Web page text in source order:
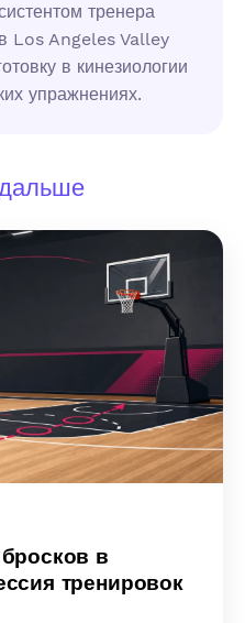
тренера
Los Angeles Valley
в кинезиологии
упражнениях.
в
тренировок